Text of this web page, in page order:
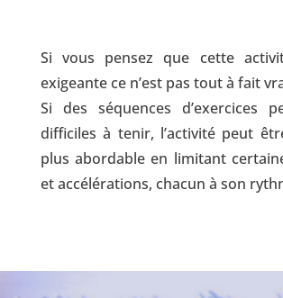
Si vous pensez que cette
exigeante ce n’est pas tout à fait
Si des séquences d’exercices
difficiles à tenir, l’activité peut
plus abordable en limitant
et accélérations, chacun à son